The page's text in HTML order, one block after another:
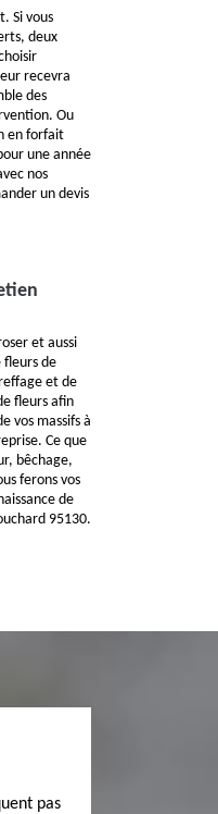
Si vous
deux
recevra
des
Ou
en forfait
une année
nos
un devis
et aussi
fleurs de
et de
fleurs afin
vos massifs à
Ce que
bêchage,
ferons vos
de
95130.
pas